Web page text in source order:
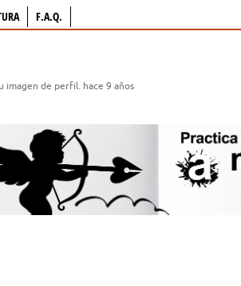
F.A.Q.
imagen de perfil. hace 9 años